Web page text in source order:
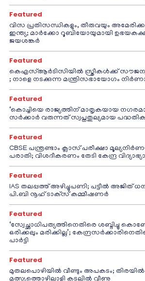
Featured
വിസ പ്രതിസന്ധികളും, തീരുവയും
ഇന്ത്യ; മാർക്കോ റൂബിയോയുമായി
ജയശങ്കർ
Featured
കെഎസ്ആർടിസിയിൽ സ്ത്രീകൾക്ക്
; നാളെ നടക്കുന്ന മന്ത്രിസഭായോഗം
Featured
‘കൊച്ചിയെ രാജ്യത്തിന് മാതൃകയായ
സർക്കാർ വരുന്നത് സ്വപ്നതുല്യമായ
Featured
CBSE പന്ത്രണ്ടാം ക്ലാസ് പരീക്ഷാ
പരാതി; വിശദീകരണം തേടി കേന്ദ്ര
Featured
IAS തലപ്പത്ത് അഴിച്ചുപണി; പട്ടീല്‍ അജിത്
പി.ബി നൂഹ് ടാക്‌സ് കമ്മീഷണര്‍
Featured
‘സ്വേച്ഛാധിപത്യത്തിനെതിരെ ശബ്ദിച്ചു
ഒരിക്കലും മരിക്കില്ല’;
പാർട്ടി
Featured
മുതലപൊഴിയിൽ വീണ്ടും അപകടം;
മത്സ്യത്തൊഴിലാളി കടലിൽ വീണു